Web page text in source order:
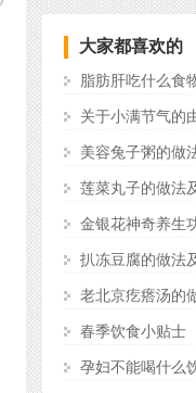
大家都喜欢的
脂肪肝吃什么食
关于小满节气的
美容兔子粥的做
莲菜丸子的做法
金银花神奇养生
扒冻豆腐的做法
老北京疙瘩汤的
春季饮食小贴士
孕妇不能喝什么